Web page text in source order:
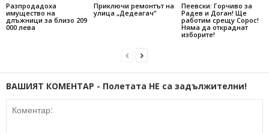
Разпродадоха
имущество на
длъжници за близо 209
000 лева
Приключи ремонтът на
улица „Дедеагач“
Пеевски: Горчиво за
Радев и Доган! Ще
работим срещу Сорос!
Няма да откраднат
изборите!
ВАШИЯТ КОМЕНТАР - Полетата НЕ са задължителни!